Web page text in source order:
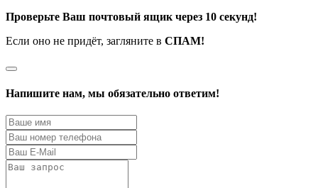
Проверьте Ваш почтовый ящик через 10 секунд!
Если оно не придёт, загляните в СПАМ!
Напишите нам, мы обязательно ответим!